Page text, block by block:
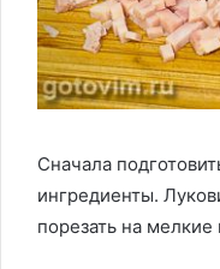
Сначала
ингредиенты.
порезать на мелкие